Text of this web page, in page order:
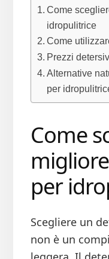
Come
idropulitrice
Come
Prezzi
Alternative
per
Come
per
Scegliere un
non è un